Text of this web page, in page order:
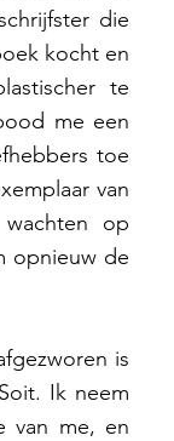
die
kocht en
te
me een
toe
van
op
opnieuw de
is
Ik neem
van me, en